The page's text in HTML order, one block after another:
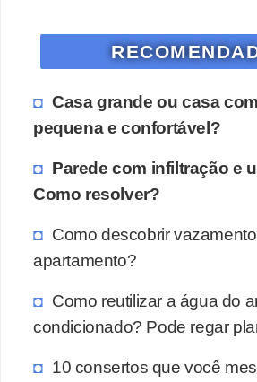
Casa grande ou casa
pequena e confortável?
Parede com infiltração e
Como resolver?
Como descobrir
apartamento?
Como reutilizar a água do
condicionado? Pode regar
10 consertos que você